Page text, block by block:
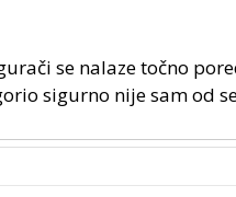
se nalaze točno
sigurno nije sam od